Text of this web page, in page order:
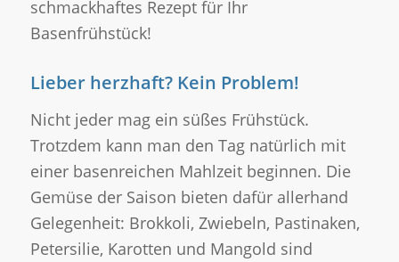
schmackhaftes Rezept für Ihr
Basenfrühstück!
Lieber herzhaft? Kein Problem!
Nicht jeder mag ein süßes Frühstück.
Trotzdem kann man den Tag natürlich mit
einer basenreichen Mahlzeit beginnen. Die
Gemüse der Saison bieten dafür allerhand
Gelegenheit: Brokkoli, Zwiebeln, Pastinaken,
Petersilie, Karotten und Mangold sind